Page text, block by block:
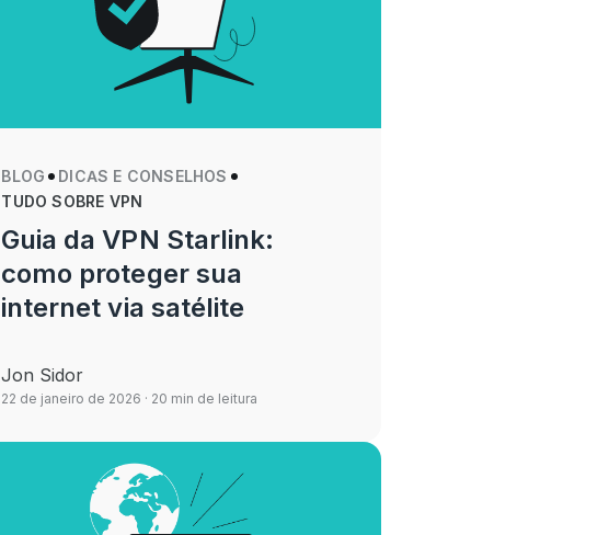
BLOG
DICAS E CONSELHOS
TUDO SOBRE VPN
Guia da VPN Starlink:
como proteger sua
internet via satélite
Jon Sidor
22 de janeiro de 2026 · 20 min de leitura